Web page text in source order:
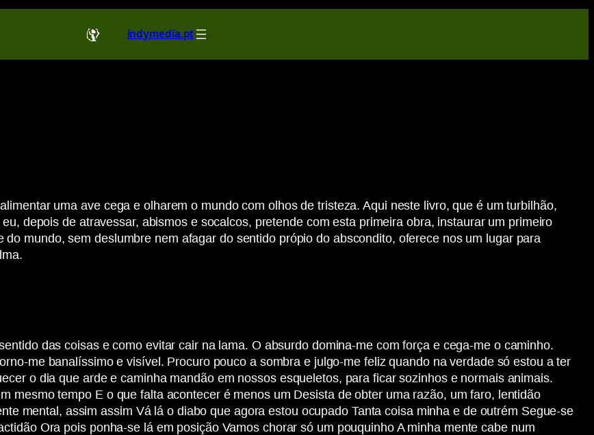
indymedia.pt
uma ave cega e olharem o mundo com olhos de tristeza. Aqui neste livro, que é um turbilhão,
depois de atravessar, abismos e socalcos, pretende com esta primeira obra, instaurar um primeiro
mundo, sem deslumbre nem afagar do sentido própio do abscondito, oferece nos um lugar para
das coisas e como evitar cair na lama. O absurdo domina-me com força e cega-me o caminho.
me banalíssimo e visível. Procuro pouco a sombra e julgo-me feliz quando na verdade só estou a ter
o dia que arde e caminha mandão em nossos esqueletos, para ficar sozinhos e normais animais.
mesmo tempo E o que falta acontecer é menos um Desista de obter uma razão, um faro, lentidão
mental, assim assim Vá lá o diabo que agora estou ocupado Tanta coisa minha e de outrém Segue-se
Ora pois ponha-se lá em posição Vamos chorar só um pouquinho A minha mente cabe num